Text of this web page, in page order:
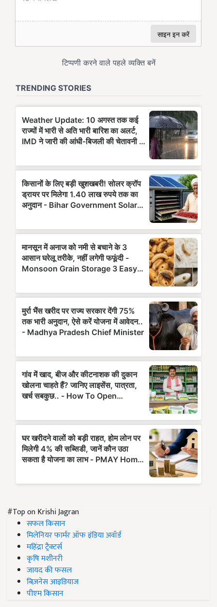
#Top on Krishi Jagran
सफल किसान
मिलेनियर फार्मर ऑफ इंडिया अवॉर्ड
महिंद्रा ट्रैक्टर्स
कृषि मशीनरी
जायद की फसल
बिज़नेस आइडियाज
पीएम किसान